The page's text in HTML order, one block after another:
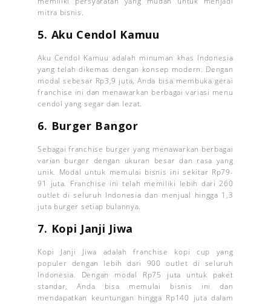
mitra bisnis.
5. Aku Cendol Kamuu
Aku Cendol Kamuu adalah minuman khas Indonesia
yang telah dikemas dengan konsep modern. Dengan
modal sebesar Rp3,9 juta, Anda bisa membuka gerai
franchise ini dan menawarkan berbagai variasi menu
cendol yang segar dan lezat.
6. Burger Bangor
Sebagai franchise burger yang menawarkan berbagai
varian burger dengan ukuran besar dan rasa yang
unik. Modal untuk memulai bisnis ini sekitar Rp79-
91 juta. Franchise ini telah memiliki lebih dari 260
outlet di seluruh Indonesia dan menjual hingga 1,3
juta burger setiap bulannya.
7. Kopi Janji Jiwa
Kopi Janji Jiwa adalah franchise kopi cup yang
populer dengan lebih dari 900 outlet di seluruh
Indonesia. Dengan modal Rp75 juta untuk paket
standar, Anda bisa memulai bisnis ini dan
mendapatkan keuntungan hingga Rp140 juta dalam